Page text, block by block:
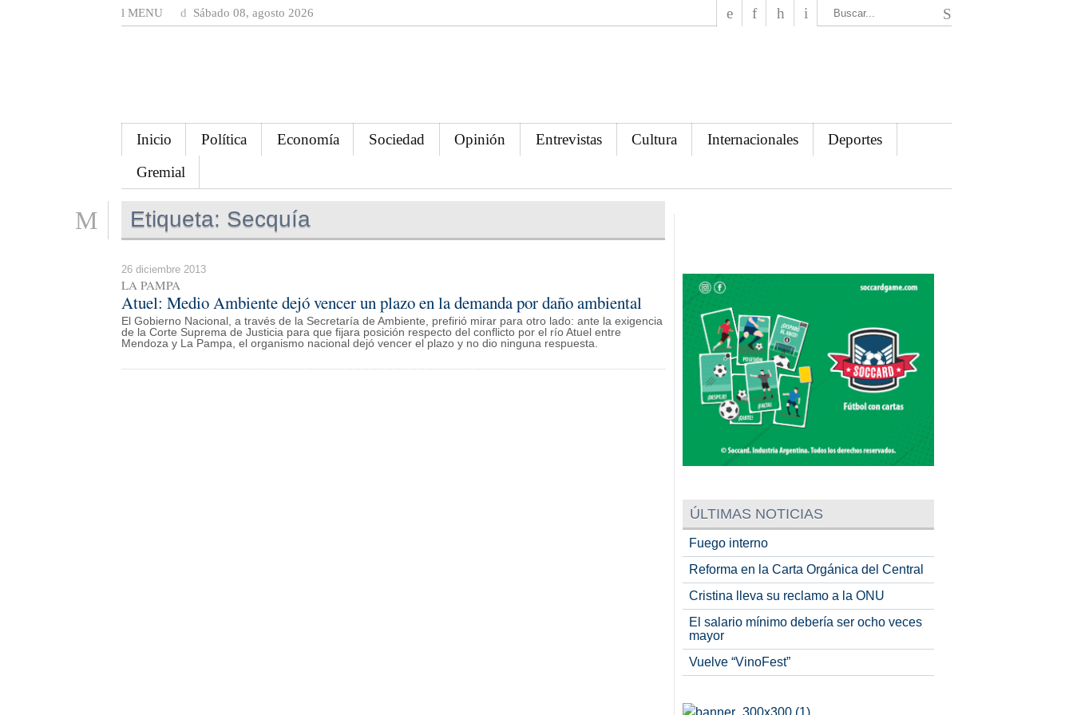
MENU Sábado 08, agosto 2026
Inicio Política Economía Sociedad Opinión Entrevistas Cultura Internacionales
Deportes
Gremial
Etiqueta: Secquía
26 diciembre 2013
LA PAMPA
Atuel: Medio Ambiente dejó vencer un plazo en la demanda por daño ambiental
El Gobierno Nacional, a través de la Secretaría de Ambiente, prefirió mirar para otro lado: ante la exigencia
de la Corte Suprema de Justicia para que fijara posición respecto del conflicto por el río Atuel entre
Mendoza y La Pampa, el organismo nacional dejó vencer el plazo y no dio ninguna respuesta.
ÚLTIMAS NOTICIAS
Fuego interno
Reforma en la Carta Orgánica del Central
Cristina lleva su reclamo a la ONU
El salario mínimo debería ser ocho veces
mayor
Vuelve “VinoFest”